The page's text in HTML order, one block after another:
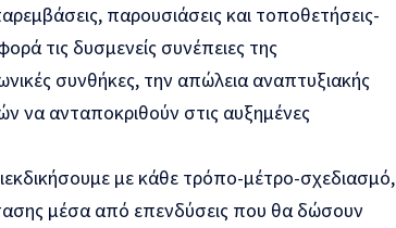
παρουσιάσεις και τοποθετήσεις-
τις δυσμενείς συνέπειες της
συνθήκες, την απώλεια αναπτυξιακής
να ανταποκριθούν στις αυξημένες
με κάθε τρόπο-μέτρο-σχεδιασμό,
μέσα από επενδύσεις που θα δώσουν